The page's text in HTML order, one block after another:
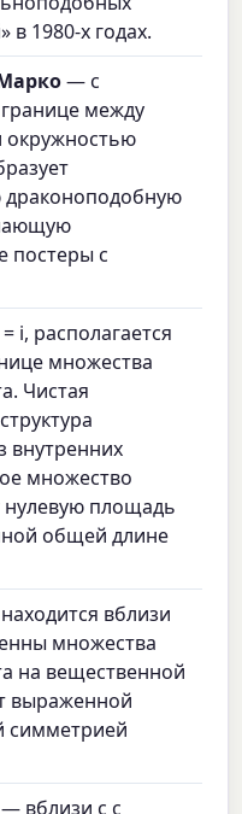
в 1980-х годах.
— c
между
окружностью
драконоподобную
постеры с
i, располагается
множества
Чистая
внутренних
множество
площадь
общей длине
вблизи
множества
на вещественной
выраженной
симметрией
— вблизи c с